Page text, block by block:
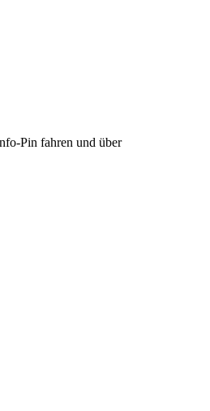
Pin fahren und über